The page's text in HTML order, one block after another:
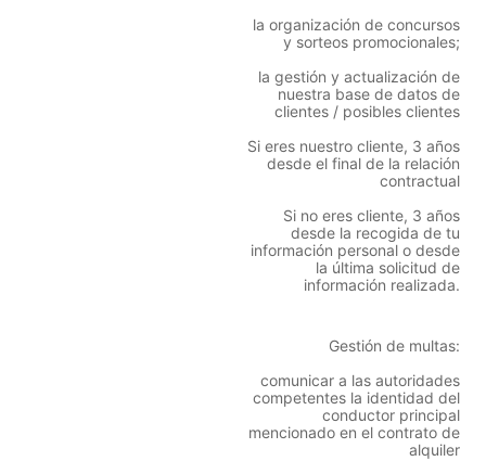
la organización de concursos
y sorteos promocionales;
la gestión y actualización de
nuestra base de datos de
clientes / posibles clientes
Si eres nuestro cliente, 3 años
desde el final de la relación
contractual
Si no eres cliente, 3 años
desde la recogida de tu
información personal o desde
la última solicitud de
información realizada.
Gestión de multas:
comunicar a las autoridades
competentes la identidad del
conductor principal
mencionado en el contrato de
alquiler